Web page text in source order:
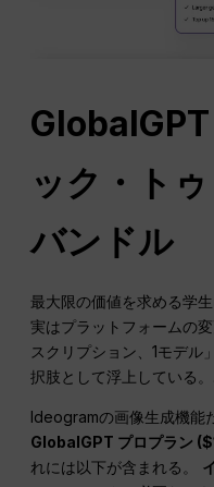
ック・トゥ
バンドル
最大限の価値を求める学
実はプラットフォームの
スクリプション、1モデル
択肢として浮上している。.
Ideogramの画像生成機能
GlobalGPT プロプラン
れには以下が含まれる。